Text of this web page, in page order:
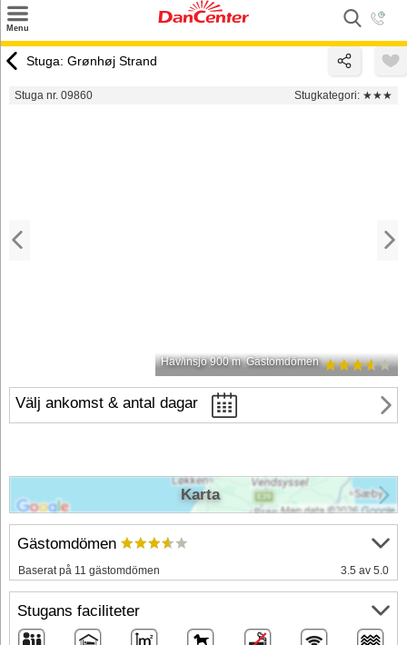
Menu
Tilbud
Stuga: Grønhøj Strand
Stuga nr. 09860 Stugkategori: ★★★
Hav/insjö 900 m Gästomdömen
Välj ankomst & antal dagar
Gästomdömen
Baserat på 11 gästomdömen 3.5 av 5.0
Stugans faciliteter
Karta